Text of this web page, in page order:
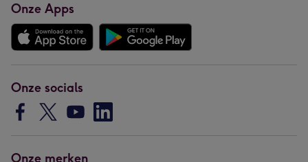
Onze Apps
Onze socials
Onze merken